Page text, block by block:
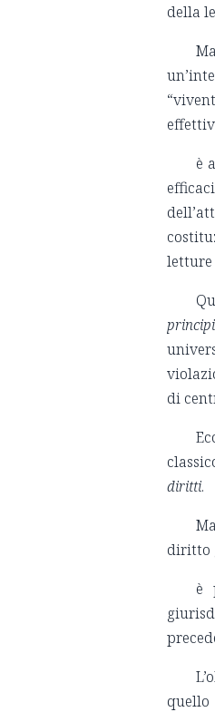
della
è
letture
di
diritti.
diritto
è
quello